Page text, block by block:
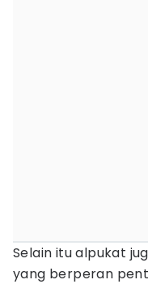
Selain itu alpukat
yang berperan